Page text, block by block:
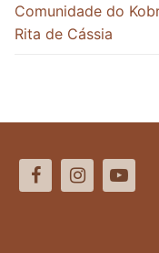
Comunidade do
Rita de Cássia